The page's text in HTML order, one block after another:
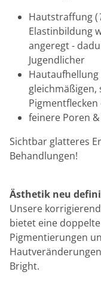
Hautstraffung (
Elastinbildung
angeregt -
Jugendlicher
Hautaufhellung
feinere Poren
Sichtbar glatteres
Behandlungen!
Ästhetik neu
Unsere
bietet eine
Pigmentierungen
Bright.